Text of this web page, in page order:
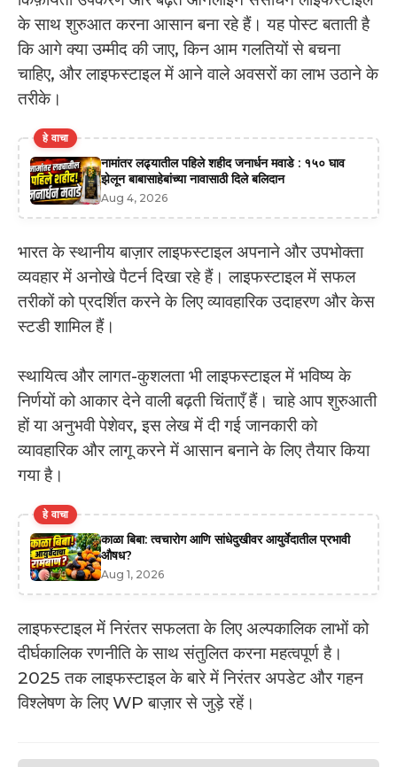
के साथ शुरुआत करना आसान बना रहे हैं। यह पोस्ट बताती है
कि आगे क्या उम्मीद की जाए, किन आम गलतियों से बचना
चाहिए, और लाइफस्टाइल में आने वाले अवसरों का लाभ उठाने के
तरीके।
हे वाचा
नामांतर लढ्यातील पहिले शहीद जनार्धन मवाडे : १५० घाव
झेलून बाबासाहेबांच्या नावासाठी दिले बलिदान
Aug 4, 2026
भारत के स्थानीय बाज़ार लाइफस्टाइल अपनाने और उपभोक्ता
व्यवहार में अनोखे पैटर्न दिखा रहे हैं। लाइफस्टाइल में सफल
तरीकों को प्रदर्शित करने के लिए व्यावहारिक उदाहरण और केस
स्टडी शामिल हैं।
स्थायित्व और लागत-कुशलता भी लाइफस्टाइल में भविष्य के
निर्णयों को आकार देने वाली बढ़ती चिंताएँ हैं। चाहे आप शुरुआती
हों या अनुभवी पेशेवर, इस लेख में दी गई जानकारी को
व्यावहारिक और लागू करने में आसान बनाने के लिए तैयार किया
गया है।
हे वाचा
काळा बिबा: त्वचारोग आणि सांधेदुखीवर आयुर्वेदातील प्रभावी
औषध?
Aug 1, 2026
लाइफस्टाइल में निरंतर सफलता के लिए अल्पकालिक लाभों को
दीर्घकालिक रणनीति के साथ संतुलित करना महत्वपूर्ण है।
2025 तक लाइफस्टाइल के बारे में निरंतर अपडेट और गहन
विश्लेषण के लिए WP बाज़ार से जुड़े रहें।